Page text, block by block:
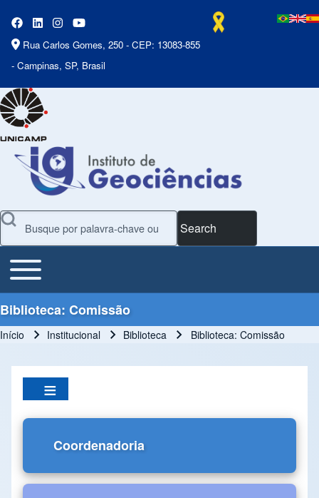
Rua Carlos Gomes, 250 - CEP: 13083-855
- Campinas, SP, Brasil
Search
Main Menu
Toggle main menu
Biblioteca: Comissão
Início Institucional Biblioteca Biblioteca: Comissão
Coordenadoria